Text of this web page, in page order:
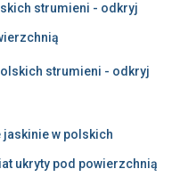
strumieni - odkryj
strumieni - odkryj
jaskinie w polskich
ukryty pod powierzchnią